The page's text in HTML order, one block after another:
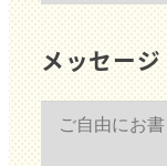
メッセージ